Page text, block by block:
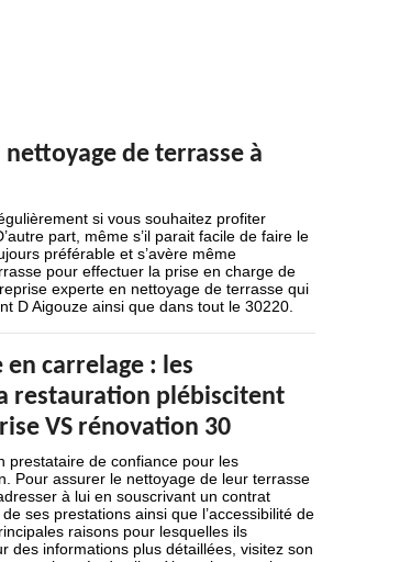
de terrasse à
si vous souhaitez profiter
part, même s’il parait facile de faire le
préférable et s’avère même
pour effectuer la prise en charge de
experte en nettoyage de terrasse qui
D Aigouze ainsi que dans tout le 30220.
en carrelage : les
restauration plébiscitent
VS rénovation 30
prestataire de confiance pour les
Pour assurer le nettoyage de leur terrasse
à lui en souscrivant un contrat
ses prestations ainsi que l’accessibilité de
raisons pour lesquelles ils
des informations plus détaillées, visitez son